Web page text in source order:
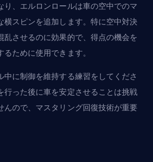
り、エルロンロールは車の空中でのマ
横スピンを追加します。特に空中対決
乱させるのに効果的で、得点の機会を
ために使用できます。
中に制御を維持する練習をしてくださ
行った後に車を安定させることは挑戦
んので、マスタリング回復技術が重要